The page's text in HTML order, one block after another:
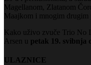
Magellanom, Zlatanom
Maajkom i mnogim drugim
Kako uživo zvuče Trio No
Arsen u petak 19. svibnja
ULAZNICE